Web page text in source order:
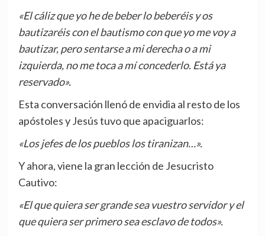
«El cáliz que yo he de beber lo beberéis y os
bautizaréis con el bautismo con que yo me voy a
bautizar, pero sentarse a mi derecha o a mi
izquierda, no me toca a mí concederlo. Está ya
reservado».
Esta conversación llenó de envidia al resto de los
apóstoles y Jesús tuvo que apaciguarlos:
«Los jefes de los pueblos los tiranizan…».
Y ahora, viene la gran lección de Jesucristo
Cautivo:
«El que quiera ser grande sea vuestro servidor y el
que quiera ser primero sea esclavo de todos».